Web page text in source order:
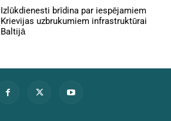
Izlūkdienesti brīdina par iespējamiem
Krievijas uzbrukumiem infrastruktūrai
Baltijā